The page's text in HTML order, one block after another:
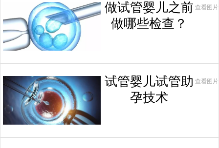
做试管婴儿之前
做哪些检查？
查看图片
试管婴儿试管助
孕技术
查看图片